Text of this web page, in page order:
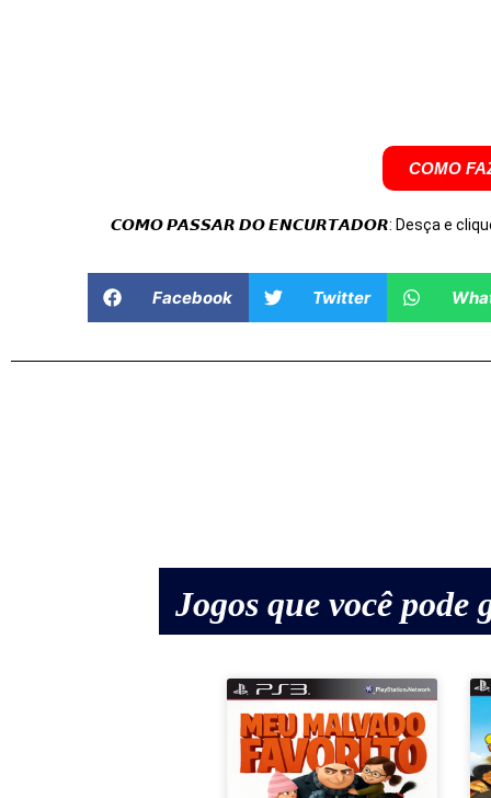
COMO
𝘾𝙊𝙈𝙊 𝙋𝘼𝙎𝙎𝘼𝙍 𝘿𝙊 𝙀𝙉𝘾𝙐𝙍𝙏𝘼𝘿𝙊𝙍: Desça e clique
Facebook Twitter
Jogos que você pode